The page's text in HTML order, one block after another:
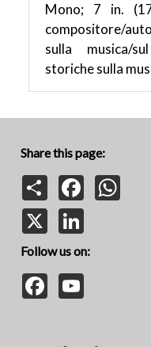
Mono; 7 in.
compositore/
sulla musica/
storiche sulla
Share this page:
Share
Facebook
Follow us on:
Facebook